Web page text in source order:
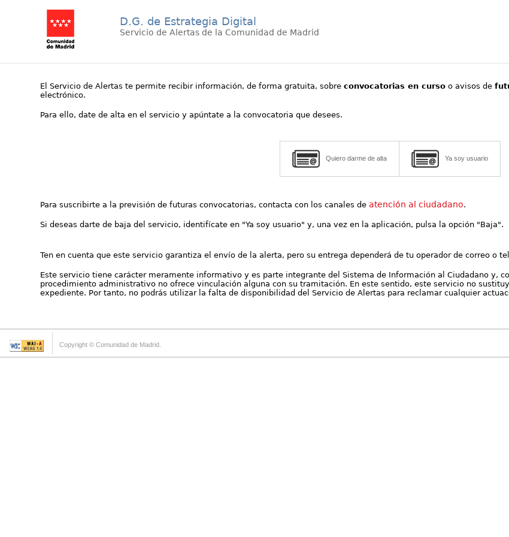
D.G. de Estrategia Digital
Servicio de Alertas de la Comunidad de Madrid
El Servicio de Alertas te permite recibir información, de forma gratuita, sobreconvocatorias en curso o avisos de
electrónico.
Para ello, date de alta en el servicio y apúntate a la convocatoria que desees.
Quiero darme de alta Ya soy usuario
Para suscribirte a la previsión de futuras convocatorias, contacta con los canales deatención al ciudadano.
Si deseas darte de baja del servicio, identifícate en "Ya soy usuario" y, una vez en la aplicación, pulsa la opción "Baja".
Ten en cuenta que este servicio garantiza el envío de la alerta, pero su entrega dependerá de tu operador de correo o
Este servicio tiene carácter meramente informativo y es parte integrante del Sistema de Información al Ciudadano y,
procedimiento administrativo no ofrece vinculación alguna con su tramitación. En este sentido, este servicio no
expediente. Por tanto, no podrás utilizar la falta de disponibilidad del Servicio de Alertas para reclamar cualquier
Copyright © Comunidad de Madrid.